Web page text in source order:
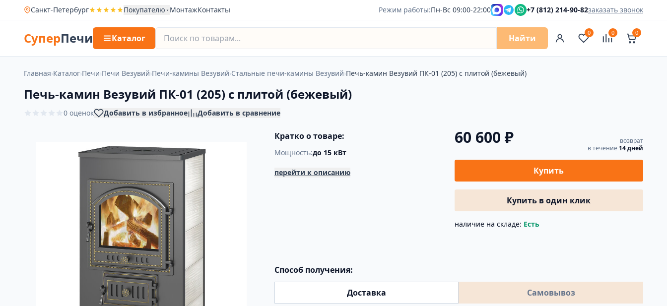
Санкт-Петербург Покупателю МонтажКонтакты Режим работы:Пн-Вс 09:00-22:00 +7 (812) 214-90-82заказать звонок
СуперПечи Каталог Найти
0 0 0
Главная›Каталог›Печи›Печи Везувий›Печи-камины Везувий›Стальные печи-камины Везувий›Печь-камин Везувий ПК-01 (205) с плитой (бежевый)
Печь-камин Везувий ПК-01 (205) с плитой (бежевый)
0 оценок Добавить в избранное Добавить в сравнение
Кратко о товаре:
Мощность:до 15 кВт
перейти к описанию
60 600 ₽
возврат
в течение 14 дней
Купить
Купить в один клик
наличие на складе: Есть
Способ получения:
Доставка Самовывоз